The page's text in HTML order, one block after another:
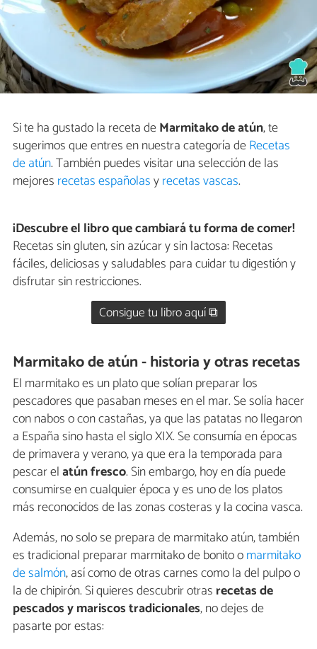
Si te ha gustado la receta deMarmitako de atún, te
sugerimos que entres en nuestra categoría deRecetas
de atún. También puedes visitar una selección de las
mejores recetas españolasyrecetas vascas.
¡Descubre el libro que cambiará tu forma de comer!
Recetas sin gluten, sin azúcar y sin lactosa: Recetas
fáciles, deliciosas y saludables para cuidar tu digestión y
disfrutar sin restricciones.
Consigue tu libro aquí ⧉
Marmitako de atún - historia y otras recetas
El marmitako es un plato que solían preparar los
pescadores que pasaban meses en el mar. Se solía hacer
con nabos o con castañas, ya que las patatas no llegaron
a España sino hasta el siglo XIX. Se consumía en épocas
de primavera y verano, ya que era la temporada para
pescar elatún fresco. Sin embargo, hoy en día puede
consumirse en cualquier época y es uno de los platos
más reconocidos de las zonas costeras y la cocina vasca.
Además, no solo se prepara de marmitako atún, también
es tradicional preparar marmitako de bonito omarmitako
de salmón, así como de otras carnes como la del pulpo o
la de chipirón. Si quieres descubrir otras recetas de
pescados y mariscos tradicionales, no dejes de
pasarte por estas: